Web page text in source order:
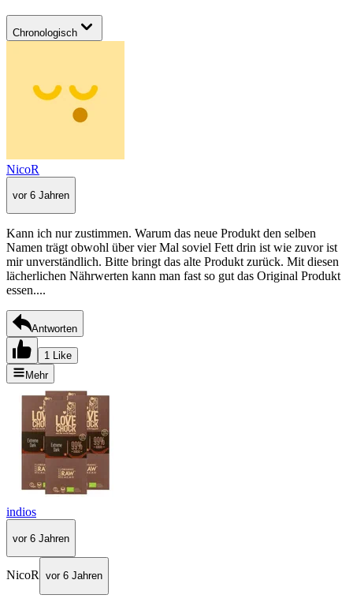
Chronologisch
NicoR
vor 6 Jahren
Kann ich nur zustimmen. Warum das neue Produkt den selben
Namen trägt obwohl über vier Mal soviel Fett drin ist wie zuvor ist
mir unverständlich. Bitte bringt das alte Produkt zurück. Mit diesen
lächerlichen Nährwerten kann man fast so gut das Original Produkt
essen....
Antworten
1 Like
Mehr
indios
vor 6 Jahren
NicoR vor 6 Jahren